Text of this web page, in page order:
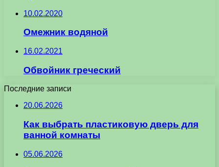
10.02.2020
Омежник водяной
16.02.2021
Обвойник греческий
Последние записи
20.06.2026
Как выбрать пластиковую дверь для
ванной комнаты
05.06.2026